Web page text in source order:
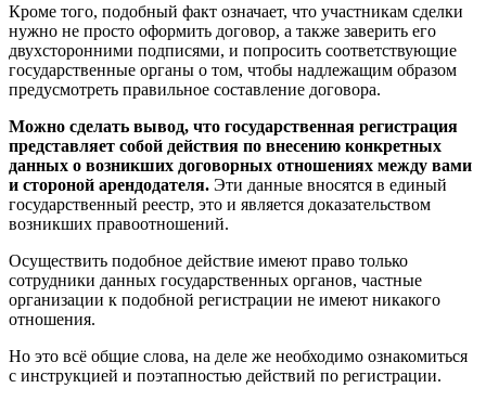
Кроме того, подобный факт означает, что участникам сделки
нужно не просто оформить договор, а также заверить его
двухсторонними подписями, и попросить соответствующие
государственные органы о том, чтобы надлежащим образом
предусмотреть правильное составление договора.
Можно сделать вывод, что государственная регистрация
представляет собой действия по внесению конкретных
данных о возникших договорных отношениях между вами
и стороной арендодателя. Эти данные вносятся в единый
государственный реестр, это и является доказательством
возникших правоотношений.
Осуществить подобное действие имеют право только
сотрудники данных государственных органов, частные
организации к подобной регистрации не имеют никакого
отношения.
Но это всё общие слова, на деле же необходимо ознакомиться
с инструкцией и поэтапностью действий по регистрации.